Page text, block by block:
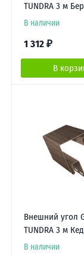
TUNDRA 3 м
В наличии
1 312 ₽
В
Внешний угол
TUNDRA 3 м
В наличии